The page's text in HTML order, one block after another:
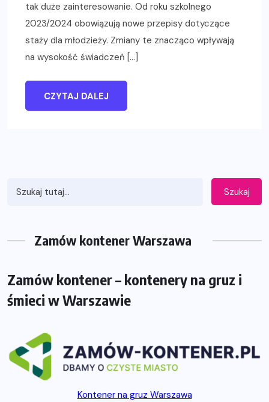
tak duże zainteresowanie. Od roku szkolnego
2023/2024 obowiązują nowe przepisy dotyczące
staży dla młodzieży. Zmiany te znacząco wpływają
na wysokość świadczeń […]
CZYTAJ DALEJ
Szukaj
Zamów kontener Warszawa
Zamów kontener – kontenery na gruz i
śmieci w Warszawie
Kontener na gruz Warszawa